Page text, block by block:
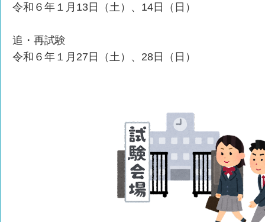
令和６年１月13日（土）、14日（日）
追・再試験
令和６年１月27日（土）、28日（日）